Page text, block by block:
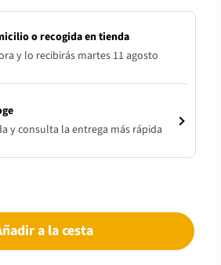
o recogida en tienda
y lo recibirás martes 11 agosto
y consulta la entrega más rápida
a la cesta